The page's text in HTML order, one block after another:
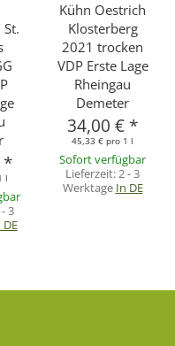
*
l
3
DE
Kühn Oestrich
Klosterberg
2021 trocken
VDP Erste Lage
Rheingau
Demeter
34,00 € *
45,33 € pro 1 l
Sofort verfügbar
Lieferzeit:2 - 3
Werktage In DE